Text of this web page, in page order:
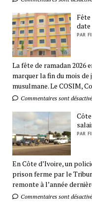
Fête
date
PAR
La fête de ramadan 2026
marquer la fin du mois de
musulmane. Le COSIM,
Commentaires sont
PAR
En Côte d’Ivoire, un
prison ferme par le
remonte à l’année
Commentaires sont